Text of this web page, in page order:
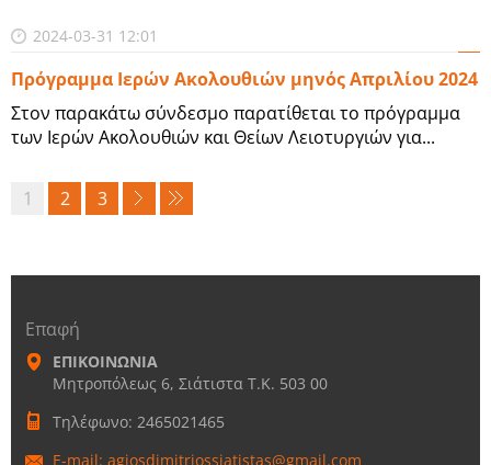
2024-03-31 12:01
Πρόγραμμα Ιερών Ακολουθιών μηνός Απριλίου 2024
Στον παρακάτω σύνδεσμο παρατίθεται το πρόγραμμα
των Ιερών Ακολουθιών και Θείων Λειοτυργιών για...
1 2 3
Επαφή
ΕΠΙΚΟΙΝΩΝΙΑ
Μητροπόλεως 6, Σιάτιστα Τ.Κ. 503 00
Τηλέφωνο: 2465021465
E-mail: agiosdimitriossiatistas@gmail.com